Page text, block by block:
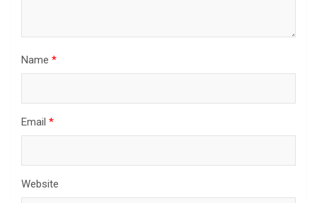
Name *
Email *
Website